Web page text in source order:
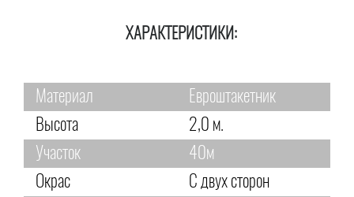
ХАРАКТЕРИСТИКИ:
Материал
Евроштакетник
Высота
2,0 м.
Участок
40м
Окрас
С двух сторон